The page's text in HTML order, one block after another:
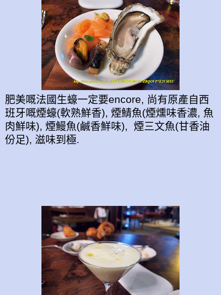
肥美嘅法國生蠔一定要encore, 尚有原產自西
班牙嘅煙蠔(軟熟鮮香), 煙鯖魚(煙燻味香濃, 魚
肉鮮味), 煙鰻魚(鹹香鮮味), 煙三文魚(甘香油
份足), 滋味到極.